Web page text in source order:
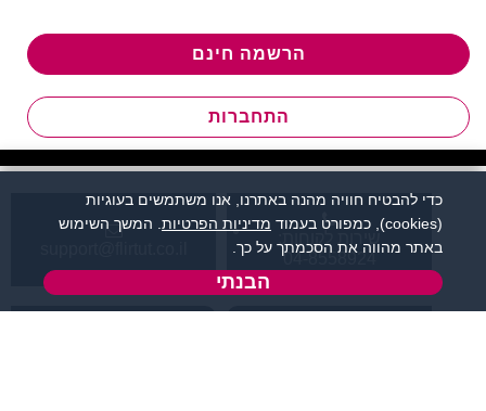
הרשמה חינם
התחברות
04-8558924
כדי להבטיח חוויה מהנה באתרנו, אנו משתמשים בעוגיות
(cookies), כמפורט בעמוד
מדיניות הפרטיות . המשך השימוש
באתר מהווה את הסכמתך על כך.
הבנתי